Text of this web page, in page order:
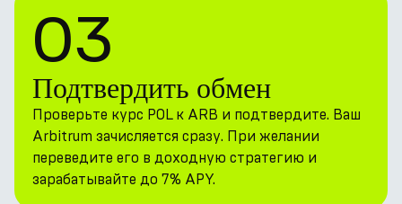
03
Подтвердить обмен
Проверьте курс POL к ARB и подтвердите. Ваш
Arbitrum зачисляется сразу. При желании
переведите его в доходную стратегию и
зарабатывайте до 7% APY.